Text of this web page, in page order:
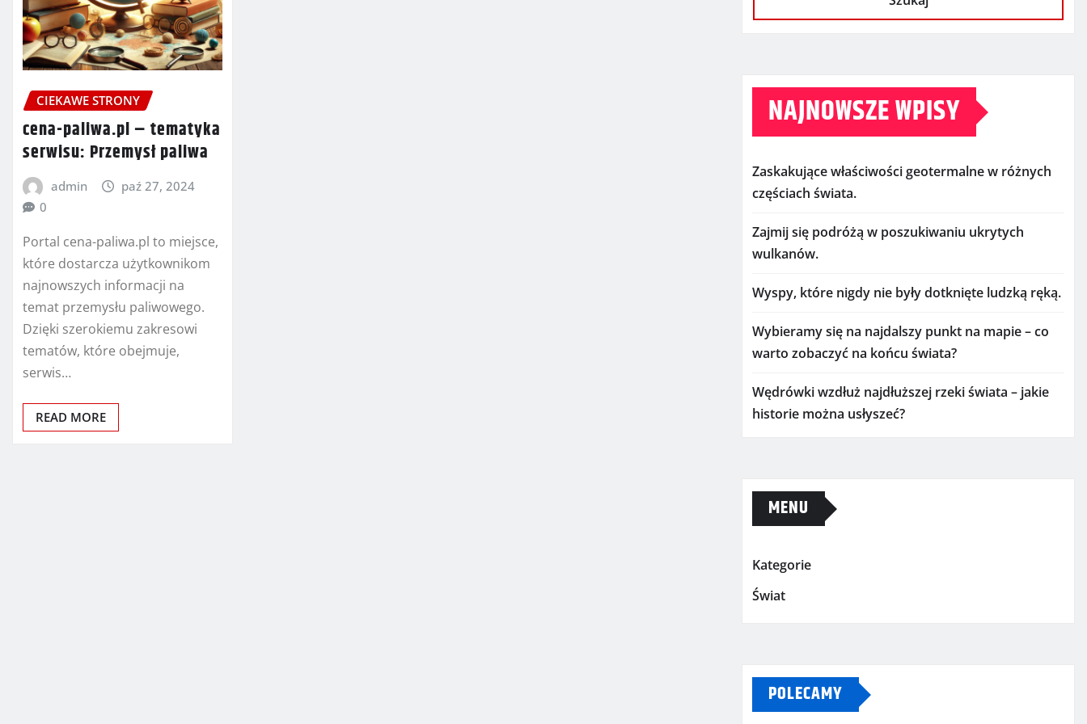
CIEKAWE STRONY
cena-paliwa.pl – tematyka
serwisu: Przemysł paliwa
admin
paź 27, 2024
0
Portal cena-paliwa.pl to miejsce,
które dostarcza użytkownikom
najnowszych informacji na
temat przemysłu paliwowego.
Dzięki szerokiemu zakresowi
tematów, które obejmuje,
serwis…
READ MORE
NAJNOWSZE WPISY
Zaskakujące właściwości geotermalne w różnych
częściach świata.
Zajmij się podróżą w poszukiwaniu ukrytych
wulkanów.
Wyspy, które nigdy nie były dotknięte ludzką ręką.
Wybieramy się na najdalszy punkt na mapie – co
warto zobaczyć na końcu świata?
Wędrówki wzdłuż najdłuższej rzeki świata – jakie
historie można usłyszeć?
MENU
Kategorie
Świat
POLECAMY